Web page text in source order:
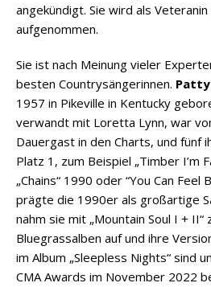
angekündigt. Sie wird als
aufgenommen.
Sie ist nach Meinung vieler
besten Countrysängerinnen. Patty
1957 in Pikeville in Kentucky
verwandt mit Loretta Lynn, war
Dauergast in den Charts, und fünf
Platz 1, zum Beispiel „Timber I’m
„Chains“ 1990 oder “You Can Feel
prägte die 1990er als großartige
nahm sie mit „Mountain Soul I +
Bluegrassalben auf und ihre
im Album „Sleepless Nights“ sind
CMA Awards im November 2022